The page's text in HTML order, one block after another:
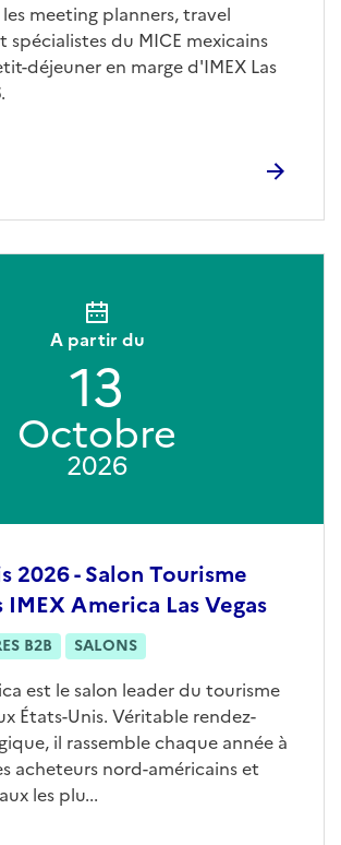
meeting planners, travel
spécialistes du MICE mexicains
déjeuner en marge d'IMEX Las
2026 - Salon Tourisme
America Las Vegas
B2B SALONS
est le salon leader du tourisme
États-Unis. Véritable rendez-
il rassemble chaque année à
acheteurs nord-américains et
les plu...
A partir du
13
Octobre
2026